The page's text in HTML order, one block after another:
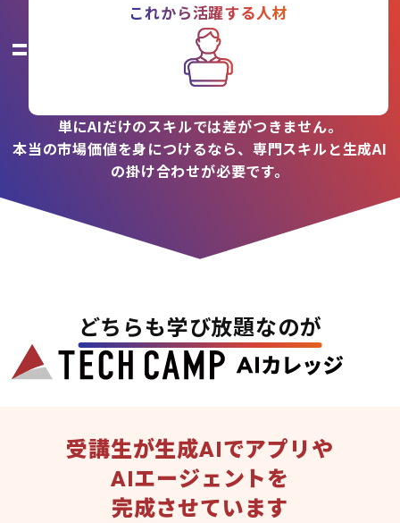
=
これから活躍する人材
単にAIだけのスキルでは差がつきません。
本当の市場価値を身につけるなら、専門スキルと生成AI
の掛け合わせが必要です。
どちらも学び放題なのが
受講生が生成AIでアプリや
AIエージェントを
完成させています